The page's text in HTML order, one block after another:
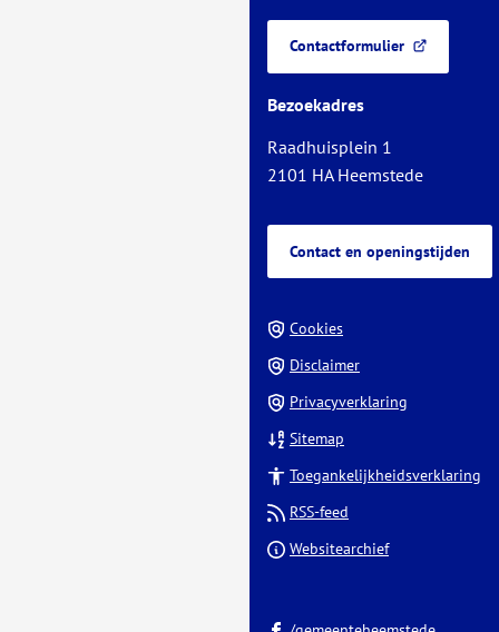
paginainhoud
een
Contactformulier
(Verwijst
een
website)
Bezoekadres
Raadhuisplein 1
2101 HA Heemstede
Contact en openingstijden
Cookies
Disclaimer
Privacyverklaring
Sitemap
Toegankelijkheidsverklaring
RSS-feed
Websitearchief(Verwijst
(Verwijst